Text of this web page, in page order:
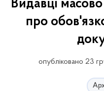
Видавці
про
опубліковано 23